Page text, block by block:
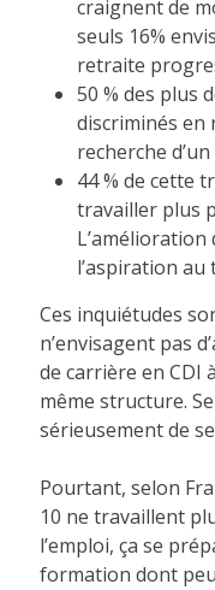
craignent de
seuls 16%
retraite
50 % des plus
discriminés en
recherche
44 % de cette
travailler plus
l’aspiration au
Ces inquiétudes
n’envisagent pas
de carrière en CDI
même structure.
sérieusement de
Pourtant, selon
10 ne travaillent
l’emploi, ça se
formation dont